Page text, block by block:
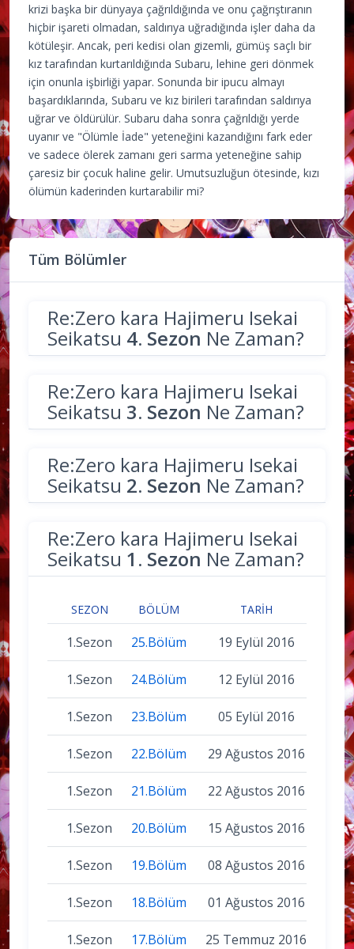
krizi başka bir dünyaya çağrıldığında ve onu çağrıştıranın
hiçbir işareti olmadan, saldırıya uğradığında işler daha da
kötüleşir. Ancak, peri kedisi olan gizemli, gümüş saçlı bir
kız tarafından kurtarıldığında Subaru, lehine geri dönmek
için onunla işbirliği yapar. Sonunda bir ipucu almayı
başardıklarında, Subaru ve kız birileri tarafından saldırıya
uğrar ve öldürülür. Subaru daha sonra çağrıldığı yerde
uyanır ve "Ölümle İade" yeteneğini kazandığını fark eder
ve sadece ölerek zamanı geri sarma yeteneğine sahip
çaresiz bir çocuk haline gelir. Umutsuzluğun ötesinde, kızı
ölümün kaderinden kurtarabilir mi?
Tüm Bölümler
Re:Zero kara Hajimeru Isekai
Seikatsu 4. Sezon Ne Zaman?
Re:Zero kara Hajimeru Isekai
Seikatsu 3. Sezon Ne Zaman?
Re:Zero kara Hajimeru Isekai
Seikatsu 2. Sezon Ne Zaman?
Re:Zero kara Hajimeru Isekai
Seikatsu 1. Sezon Ne Zaman?
SEZON BÖLÜM TARIH
1.Sezon 25.Bölüm 19 Eylül 2016
1.Sezon 24.Bölüm 12 Eylül 2016
1.Sezon 23.Bölüm 05 Eylül 2016
1.Sezon 22.Bölüm 29 Ağustos 2016
1.Sezon 21.Bölüm 22 Ağustos 2016
1.Sezon 20.Bölüm 15 Ağustos 2016
1.Sezon 19.Bölüm 08 Ağustos 2016
1.Sezon 18.Bölüm 01 Ağustos 2016
1.Sezon 17.Bölüm 25 Temmuz 2016